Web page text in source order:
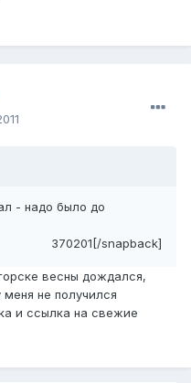
- надо было до
370201[/snapback]
весны дождался,
не получился
и ссылка на свежие